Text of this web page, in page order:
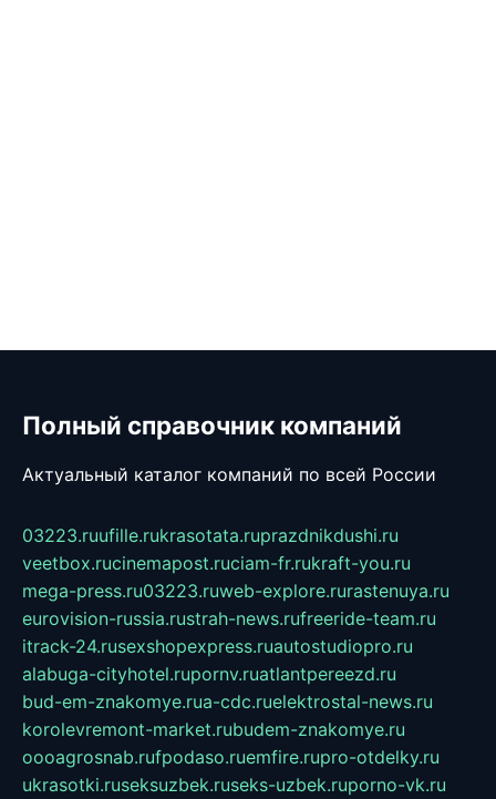
Полный справочник компаний
Актуальный каталог компаний по всей России
03223.ruufille.rukrasotata.ruprazdnikdushi.ru
veetbox.rucinemapost.ruciam-fr.rukraft-you.ru
mega-press.ru03223.ruweb-explore.rurastenuya.ru
eurovision-russia.rustrah-news.rufreeride-team.ru
itrack-24.rusexshopexpress.ruautostudiopro.ru
alabuga-cityhotel.rupornv.ruatlantpereezd.ru
bud-em-znakomye.rua-cdc.ruelektrostal-news.ru
korolevremont-market.rubudem-znakomye.ru
oooagrosnab.rufpodaso.ruemfire.rupro-otdelky.ru
ukrasotki.ruseksuzbek.ruseks-uzbek.ruporno-vk.ru